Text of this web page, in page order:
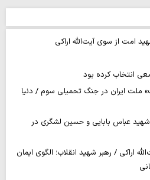
امت از سوی آیت‌الله اراکی
انتخاب کرده بود
ملت ایران در جنگ تحمیلی سوم / دنیا
عباس بابایی و حسین لشگری در
اراکی / رهبر شهید انقلاب؛ الگوی ایمان